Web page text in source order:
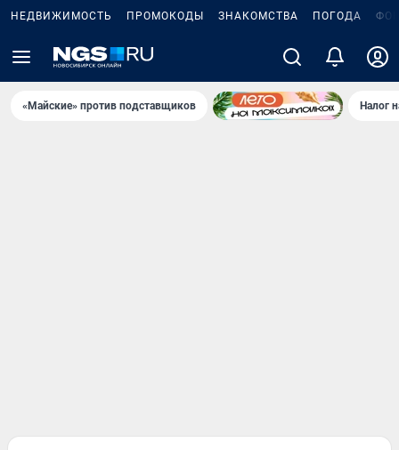
НЕДВИЖИМОСТЬ ПРОМОКОДЫ ЗНАКОМСТВА ПОГОДА
«Майские» против подставщиков Налог